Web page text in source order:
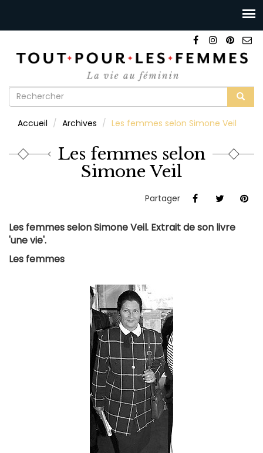
Formulaire
recherche
Accueil Archives Les femmes selon Simone Veil
Les femmes selon
Simone Veil
Partager
Les femmes selon Simone Veil. Extrait de son livre
'une vie'.
Les femmes